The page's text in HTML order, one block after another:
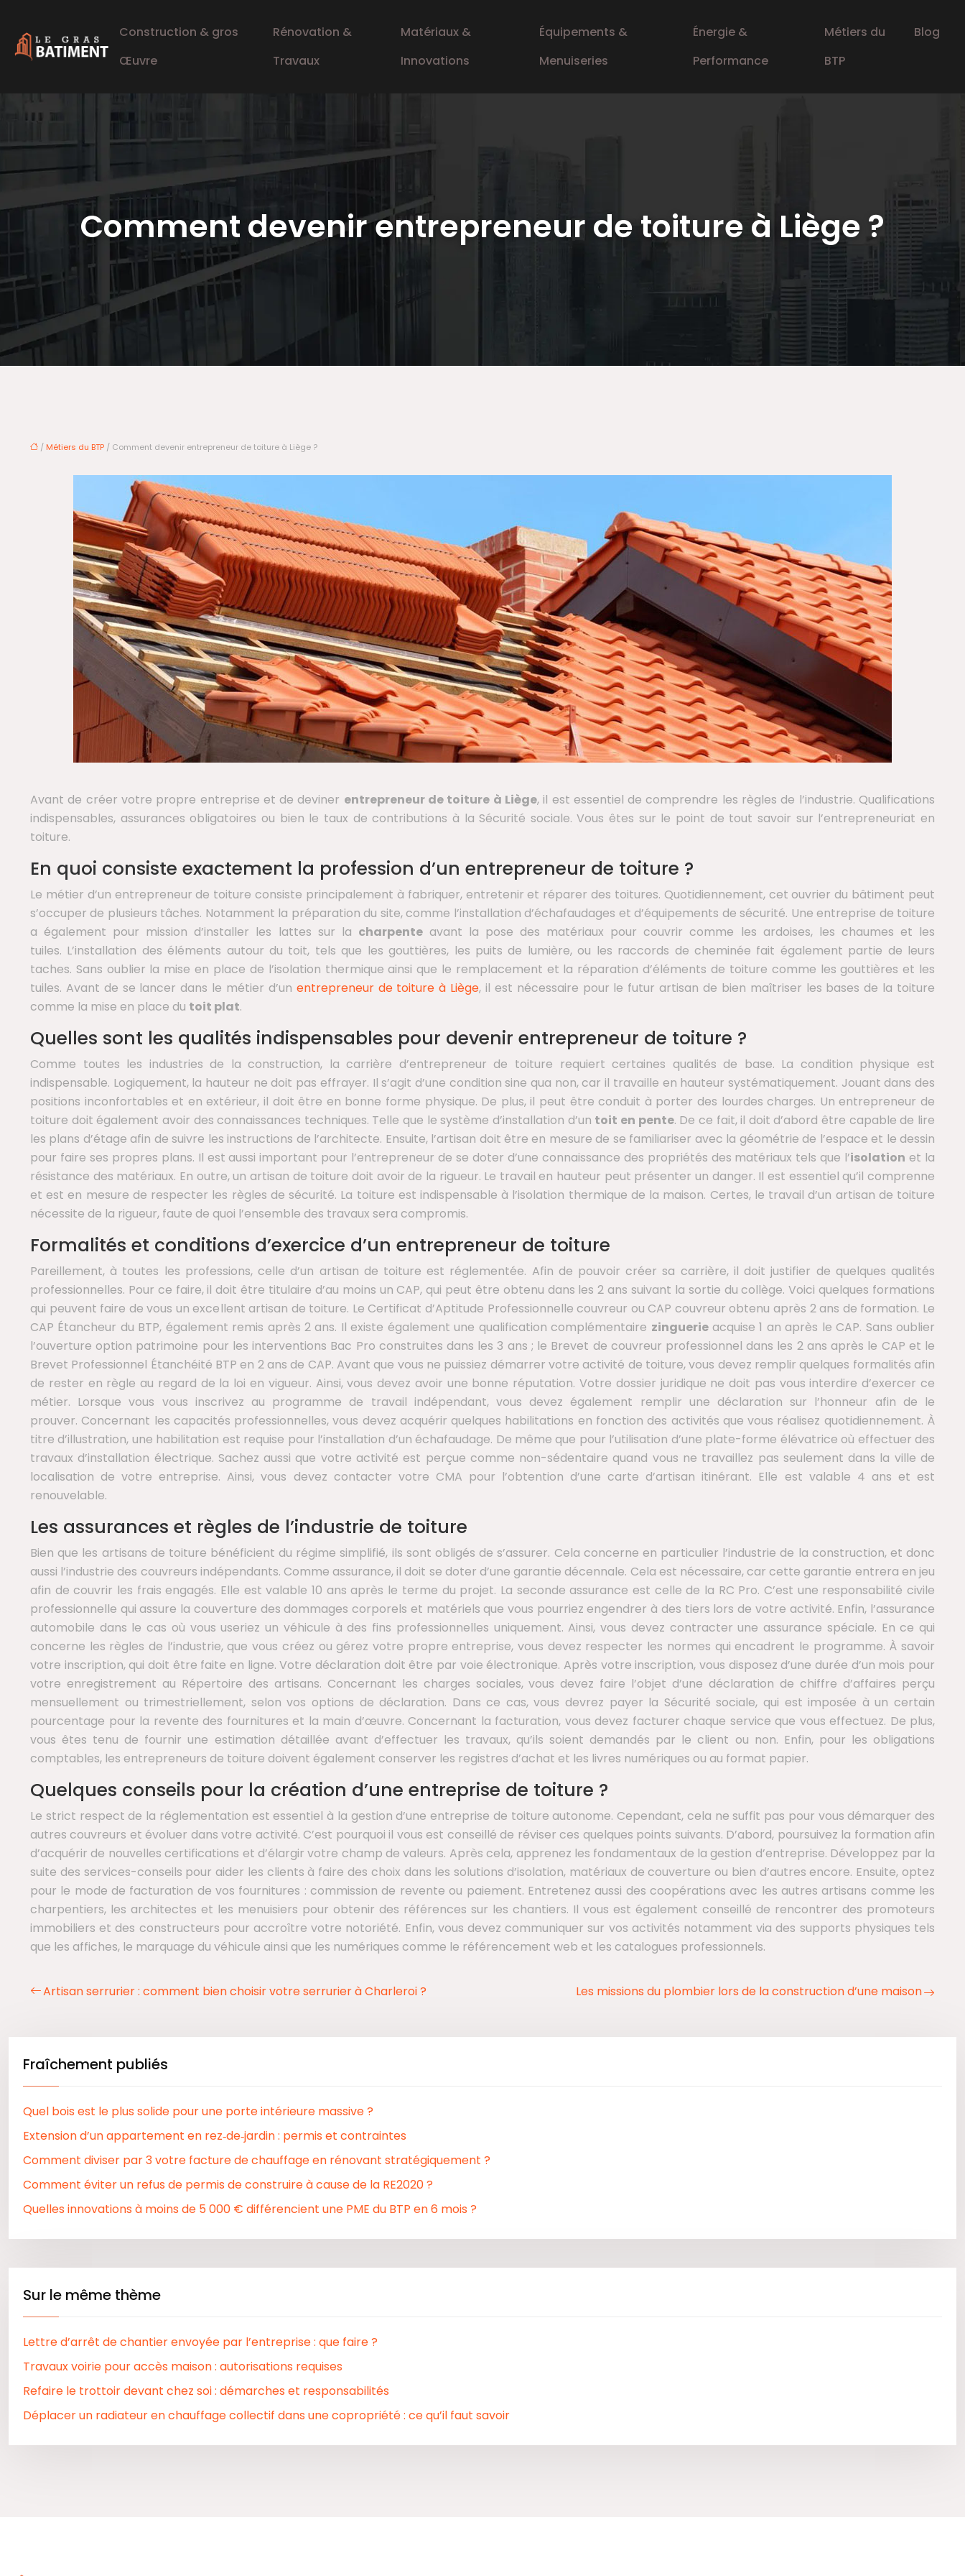
Construction & gros
Œuvre
Rénovation &
Travaux
Matériaux &
Innovations
Équipements &
Menuiseries
Énergie &
Performance
Métiers du
BTP
Blog
Comment devenir entrepreneur de toiture à Liège ?
/ Métiers du BTP / Comment devenir entrepreneur de toiture à Liège ?
Avant de créer votre propre entreprise et de deviner entrepreneur de toiture à Liège, il est essentiel de comprendre les règles de l’industrie. Qualifications
indispensables, assurances obligatoires ou bien le taux de contributions à la Sécurité sociale. Vous êtes sur le point de tout savoir sur l’entrepreneuriat en
toiture.
En quoi consiste exactement la profession d’un entrepreneur de toiture ?
Le métier d’un entrepreneur de toiture consiste principalement à fabriquer, entretenir et réparer des toitures. Quotidiennement, cet ouvrier du bâtiment peut
s’occuper de plusieurs tâches. Notamment la préparation du site, comme l’installation d’échafaudages et d’équipements de sécurité. Une entreprise de toiture
a également pour mission d’installer les lattes sur la charpenteavant la pose des matériaux pour couvrir comme les ardoises, les chaumes et les
tuiles. L’installation des éléments autour du toit, tels que les gouttières, les puits de lumière, ou les raccords de cheminée fait également partie de leurs
taches. Sans oublier la mise en place de l’isolation thermique ainsi que le remplacement et la réparation d’éléments de toiture comme les gouttières et les
tuiles. Avant de se lancer dans le métier d’un entrepreneur de toiture à Liège, il est nécessaire pour le futur artisan de bien maîtriser les bases de la toiture
comme la mise en place du toit plat.
Quelles sont les qualités indispensables pour devenir entrepreneur de toiture ?
Comme toutes les industries de la construction, la carrière d’entrepreneur de toiture requiert certaines qualités de base. La condition physique est
indispensable. Logiquement, la hauteur ne doit pas effrayer. Il s’agit d’une condition sine qua non, car il travaille en hauteur systématiquement. Jouant dans des
positions inconfortables et en extérieur, il doit être en bonne forme physique. De plus, il peut être conduit à porter des lourdes charges. Un entrepreneur de
toiture doit également avoir des connaissances techniques. Telle que le système d’installation d’un toit en pente. De ce fait, il doit d’abord être capable de lire
les plans d’étage afin de suivre les instructions de l’architecte. Ensuite, l’artisan doit être en mesure de se familiariser avec la géométrie de l’espace et le dessin
pour faire ses propres plans. Il est aussi important pour l’entrepreneur de se doter d’une connaissance des propriétés des matériaux tels que l’isolation et la
résistance des matériaux. En outre, un artisan de toiture doit avoir de la rigueur. Le travail en hauteur peut présenter un danger. Il est essentiel qu’il comprenne
et est en mesure de respecter les règles de sécurité. La toiture est indispensable à l’isolation thermique de la maison. Certes, le travail d’un artisan de toiture
nécessite de la rigueur, faute de quoi l’ensemble des travaux sera compromis.
Formalités et conditions d’exercice d’un entrepreneur de toiture
Pareillement, à toutes les professions, celle d’un artisan de toiture est réglementée. Afin de pouvoir créer sa carrière, il doit justifier de quelques qualités
professionnelles. Pour ce faire, il doit être titulaire d’au moins un CAP, qui peut être obtenu dans les 2 ans suivant la sortie du collège. Voici quelques formations
qui peuvent faire de vous un excellent artisan de toiture. Le Certificat d’Aptitude Professionnelle couvreur ou CAP couvreur obtenu après 2 ans de formation. Le
CAP Étancheur du BTP, également remis après 2 ans. Il existe également une qualification complémentaire zinguerieacquise 1 an après le CAP. Sans oublier
l’ouverture option patrimoine pour les interventions Bac Pro construites dans les 3 ans ; le Brevet de couvreur professionnel dans les 2 ans après le CAP et le
Brevet Professionnel Étanchéité BTP en 2 ans de CAP. Avant que vous ne puissiez démarrer votre activité de toiture, vous devez remplir quelques formalités afin
de rester en règle au regard de la loi en vigueur. Ainsi, vous devez avoir une bonne réputation. Votre dossier juridique ne doit pas vous interdire d’exercer ce
métier. Lorsque vous vous inscrivez au programme de travail indépendant, vous devez également remplir une déclaration sur l’honneur afin de le
prouver. Concernant les capacités professionnelles, vous devez acquérir quelques habilitations en fonction des activités que vous réalisez quotidiennement. À
titre d’illustration, une habilitation est requise pour l’installation d’un échafaudage. De même que pour l’utilisation d’une plate-forme élévatrice où effectuer des
travaux d’installation électrique. Sachez aussi que votre activité est perçue comme non-sédentaire quand vous ne travaillez pas seulement dans la ville de
localisation de votre entreprise. Ainsi, vous devez contacter votre CMA pour l’obtention d’une carte d’artisan itinérant. Elle est valable 4 ans et est
renouvelable.
Les assurances et règles de l’industrie de toiture
Bien que les artisans de toiture bénéficient du régime simplifié, ils sont obligés de s’assurer. Cela concerne en particulier l’industrie de la construction, et donc
aussi l’industrie des couvreurs indépendants. Comme assurance, il doit se doter d’une garantie décennale. Cela est nécessaire, car cette garantie entrera en jeu
afin de couvrir les frais engagés. Elle est valable 10 ans après le terme du projet. La seconde assurance est celle de la RC Pro. C’est une responsabilité civile
professionnelle qui assure la couverture des dommages corporels et matériels que vous pourriez engendrer à des tiers lors de votre activité. Enfin, l’assurance
automobile dans le cas où vous useriez un véhicule à des fins professionnelles uniquement. Ainsi, vous devez contracter une assurance spéciale. En ce qui
concerne les règles de l’industrie, que vous créez ou gérez votre propre entreprise, vous devez respecter les normes qui encadrent le programme. À savoir
votre inscription, qui doit être faite en ligne. Votre déclaration doit être par voie électronique. Après votre inscription, vous disposez d’une durée d’un mois pour
votre enregistrement au Répertoire des artisans. Concernant les charges sociales, vous devez faire l’objet d’une déclaration de chiffre d’affaires perçu
mensuellement ou trimestriellement, selon vos options de déclaration. Dans ce cas, vous devrez payer la Sécurité sociale, qui est imposée à un certain
pourcentage pour la revente des fournitures et la main d’œuvre. Concernant la facturation, vous devez facturer chaque service que vous effectuez. De plus,
vous êtes tenu de fournir une estimation détaillée avant d’effectuer les travaux, qu’ils soient demandés par le client ou non. Enfin, pour les obligations
comptables, les entrepreneurs de toiture doivent également conserver les registres d’achat et les livres numériques ou au format papier.
Quelques conseils pour la création d’une entreprise de toiture ?
Le strict respect de la réglementation est essentiel à la gestion d’une entreprise de toiture autonome. Cependant, cela ne suffit pas pour vous démarquer des
autres couvreurs et évoluer dans votre activité. C’est pourquoi il vous est conseillé de réviser ces quelques points suivants. D’abord, poursuivez la formation afin
d’acquérir de nouvelles certifications et d’élargir votre champ de valeurs. Après cela, apprenez les fondamentaux de la gestion d’entreprise. Développez par la
suite des services-conseils pour aider les clients à faire des choix dans les solutions d’isolation, matériaux de couverture ou bien d’autres encore. Ensuite, optez
pour le mode de facturation de vos fournitures : commission de revente ou paiement. Entretenez aussi des coopérations avec les autres artisans comme les
charpentiers, les architectes et les menuisiers pour obtenir des références sur les chantiers. Il vous est également conseillé de rencontrer des promoteurs
immobiliers et des constructeurs pour accroître votre notoriété. Enfin, vous devez communiquer sur vos activités notamment via des supports physiques tels
que les affiches, le marquage du véhicule ainsi que les numériques comme le référencement web et les catalogues professionnels.
Artisan serrurier : comment bien choisir votre serrurier à Charleroi ? Les missions du plombier lors de la construction d’une maison
Fraîchement publiés
Quel bois est le plus solide pour une porte intérieure massive ?
Extension d’un appartement en rez‑de‑jardin : permis et contraintes
Comment diviser par 3 votre facture de chauffage en rénovant stratégiquement ?
Comment éviter un refus de permis de construire à cause de la RE2020 ?
Quelles innovations à moins de 5 000 € différencient une PME du BTP en 6 mois ?
Sur le même thème
Lettre d’arrêt de chantier envoyée par l’entreprise : que faire ?
Travaux voirie pour accès maison : autorisations requises
Refaire le trottoir devant chez soi : démarches et responsabilités
Déplacer un radiateur en chauffage collectif dans une copropriété : ce qu’il faut savoir